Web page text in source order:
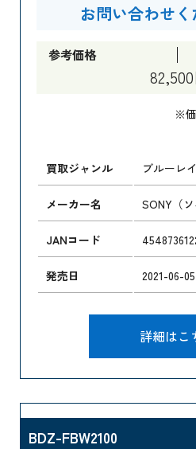
お問い合わせく
参考価格
※価
買取ジャンル ブルーレ
メーカー名 SONY（ソ
JANコード
発売日 2021-06-05
詳細はこ
BDZ-FBW2100